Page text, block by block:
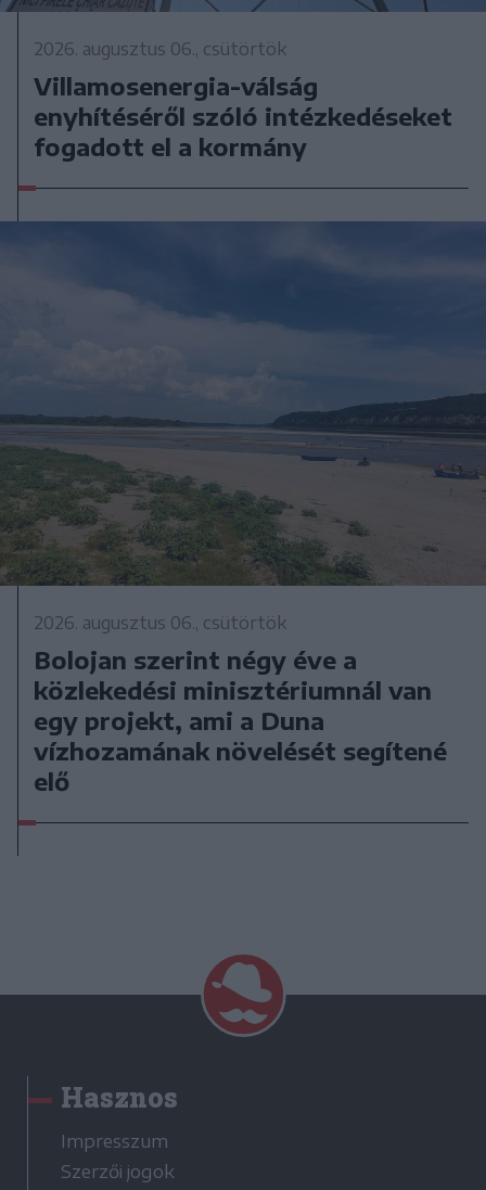
2026. augusztus 06., csütörtök
Villamosenergia-válság
enyhítéséről szóló intézkedéseket
fogadott el a kormány
2026. augusztus 06., csütörtök
Bolojan szerint négy éve a
közlekedési minisztériumnál van
egy projekt, ami a Duna
vízhozamának növelését segítené
elő
Hasznos
Impresszum
Szerzői jogok